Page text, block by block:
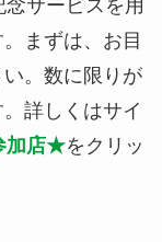
サービスを用
まずは、お目
。数に限りが
詳しくはサイ
加店★をクリッ